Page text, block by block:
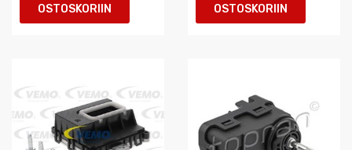
OSTOSKORIIN OSTOSKORIIN